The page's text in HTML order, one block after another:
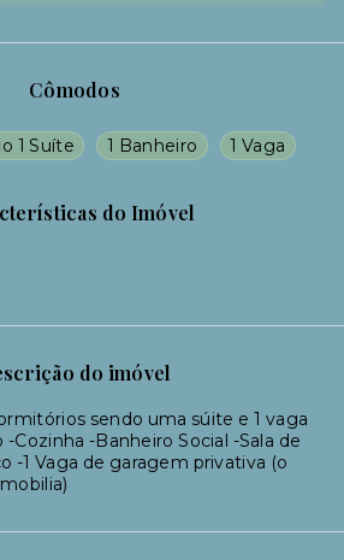
Cômodos
1 Suíte 1 Banheiro 1 Vaga
do Imóvel
do imóvel
sendo uma súite e 1 vaga
Cozinha -Banheiro Social -Sala de
-1 Vaga de garagem privativa (o